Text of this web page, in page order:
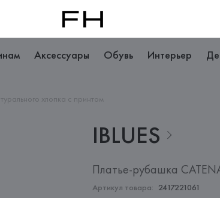
Аксессуары Обувь Интерьер
хлопка с принтом
IBLUES
Платье-рубашка
Артикул товара: 2417221061